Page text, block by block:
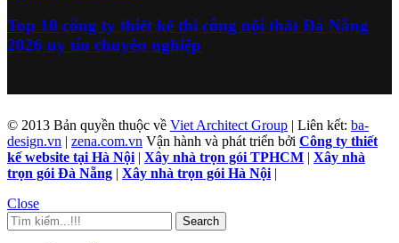
Top 10 công ty thiết kế thi công nội thất Đà Nẵng
2026 uy tín chuyên nghiệp
© 2013 Bản quyền thuộc về Viet Architect Group | Liên kết: ba-
design.vn | zena.com.vn Vận hành và phát triển bởi Công ty thiết
kế website tại Hà Nội | Xây nhà trọn gói TPHCM | Xây nhà
trọn gói Đà Nẵng | Xây nhà trọn gói Hà Nội |
Close
Search